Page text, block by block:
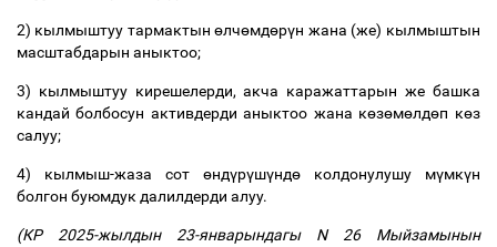
2) кылмыштуу тармактынөлчөмдөрүн жана (же) кылмыштын
масштабдарын аныктоо;
3) кылмыштуу кирешелерди, акча каражаттарын же башка
кандай болбосун активдерди аныктоо жана көзөмөлдөп көз
салуу;
4) кылмыш-жаза сот өндүрүшүндө колдонулушу мүмкүн
болгон буюмдук далилдерди алуу.
(КР 2025-жылдын 23-январындагы N 26Мыйзамынын